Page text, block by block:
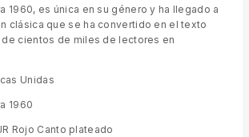
1960, es única en su género y ha llegado a
clásica que se ha convertido en el texto
cientos de miles de lectores en
Unidas
1960
Rojo Canto plateado